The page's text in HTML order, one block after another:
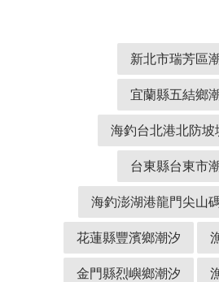
新北市瑞芳區
宜蘭縣五結鄉
海釣台北港北防坡
台東縣台東市
海釣澎湖港龍門尖山
花蓮縣豐濱鄉潮汐
金門縣烈嶼鄉潮汐